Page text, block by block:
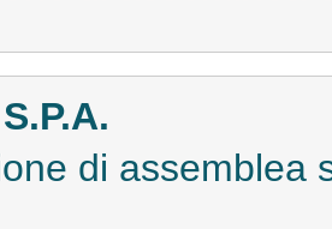
di assemblea